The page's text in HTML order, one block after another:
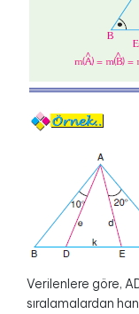
Verilenlere göre,
sıralamalardan